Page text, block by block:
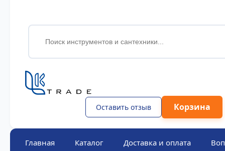
Оставить отзыв Корзина
Главная Каталог Доставка и оплата